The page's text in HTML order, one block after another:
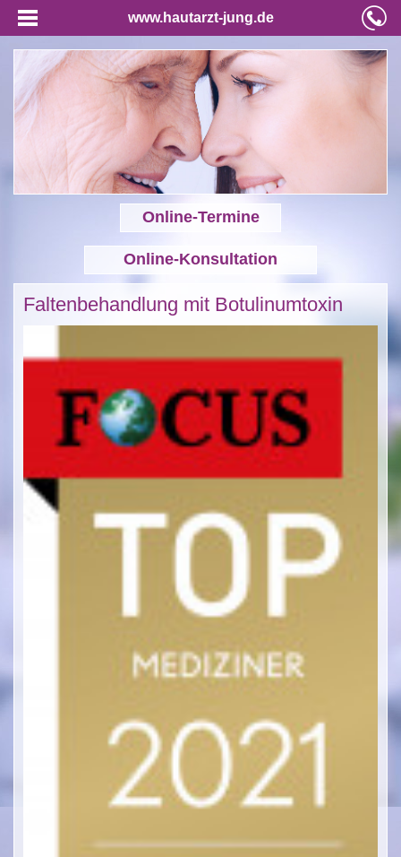
www.hautarzt-jung.de
Online-Termine
Online-Konsultation
Faltenbehandlung mit Botulinumtoxin